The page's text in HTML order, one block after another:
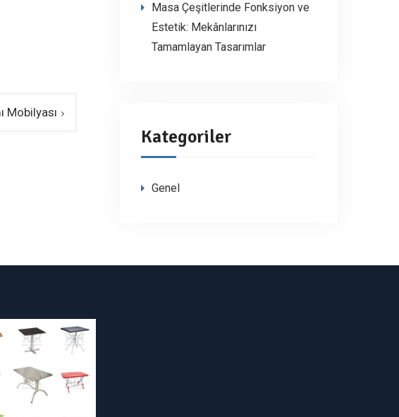
Mobilyası
Masa Çeşitlerinde Fonksiyon ve
Estetik: Mekânlarınızı
Tamamlayan Tasarımlar
Kategoriler
Genel